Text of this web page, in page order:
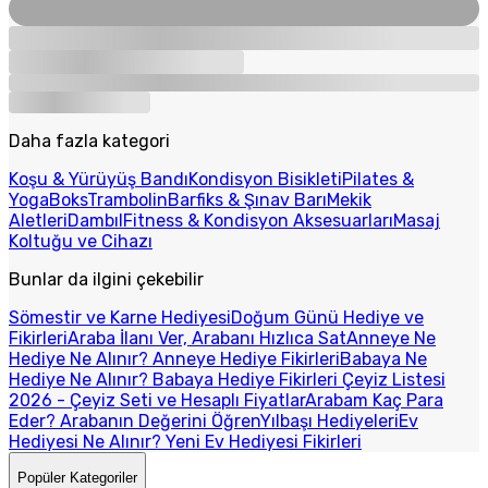
Daha fazla kategori
Koşu & Yürüyüş BandıKondisyon BisikletiPilates &
YogaBoksTrambolinBarfiks & Şınav BarıMekik
AletleriDambılFitness & Kondisyon AksesuarlarıMasaj
Koltuğu ve Cihazı
Bunlar da ilgini çekebilir
Sömestir ve Karne HediyesiDoğum Günü Hediye ve
FikirleriAraba İlanı Ver, Arabanı Hızlıca SatAnneye Ne
Hediye Ne Alınır? Anneye Hediye FikirleriBabaya Ne
Hediye Ne Alınır? Babaya Hediye Fikirleri Çeyiz Listesi
2026 - Çeyiz Seti ve Hesaplı FiyatlarArabam Kaç Para
Eder? Arabanın Değerini ÖğrenYılbaşı HediyeleriEv
Hediyesi Ne Alınır? Yeni Ev Hediyesi Fikirleri
Popüler Kategoriler